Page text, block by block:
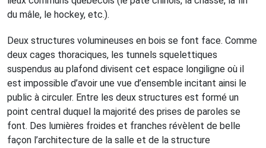
du mâle, le hockey, etc.).
Deux structures volumineuses en bois se font face. Comme
deux cages thoraciques, les tunnels squelettiques
suspendus au plafond divisent cet espace longiligne où il
est impossible d’avoir une vue d’ensemble incitant ainsi le
public à circuler. Entre les deux structures est formé un
point central duquel la majorité des prises de paroles se
font. Des lumières froides et franches révèlent de belle
façon l’architecture de la salle et de la structure